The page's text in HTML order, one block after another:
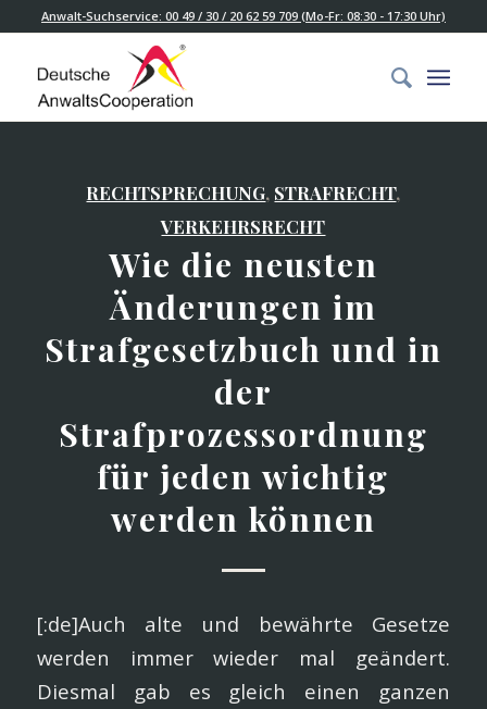
Anwalt-Suchservice: 00 49 / 30 / 20 62 59 709 (Mo-Fr: 08:30 - 17:30 Uhr)
RECHTSPRECHUNG, STRAFRECHT,
VERKEHRSRECHT
Wie die neusten
Änderungen im
Strafgesetzbuch und in
der
Strafprozessordnung
für jeden wichtig
werden können
[:de]Auch alte und bewährte Gesetze
werden immer wieder mal geändert.
Diesmal gab es gleich einen ganzen